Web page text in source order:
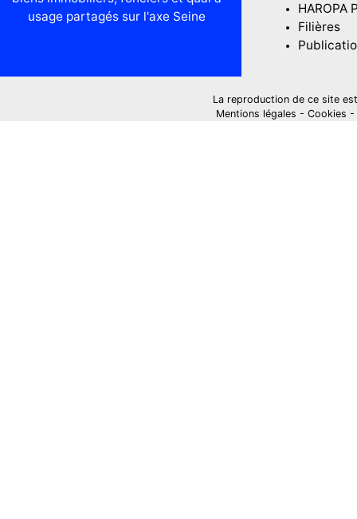
usage partagés sur l'axe Seine
HAROPA
Filières
La reproduction de ce site
Mentions légales - Cookies -